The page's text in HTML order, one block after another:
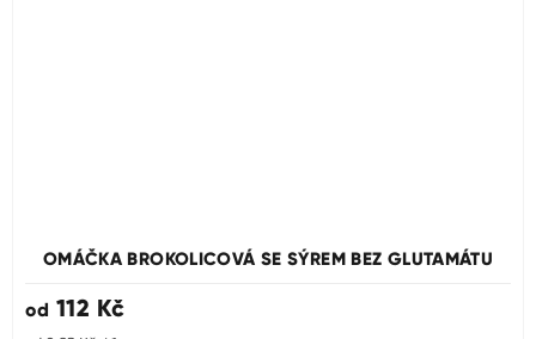
OMÁČKA BROKOLICOVÁ SE SÝREM BEZ GLUTAMÁTU
od 112 Kč